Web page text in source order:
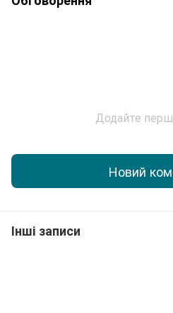
Додайте
Новий
Інші записи